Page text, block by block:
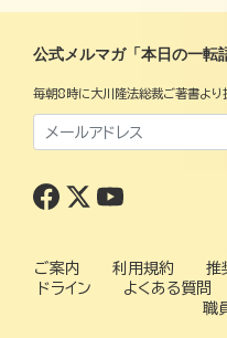
公式メルマガ「本日の一転
毎朝8時に大川隆法総裁ご著書より
ご案内 利用規約 推
ドライン
よくある質問
職